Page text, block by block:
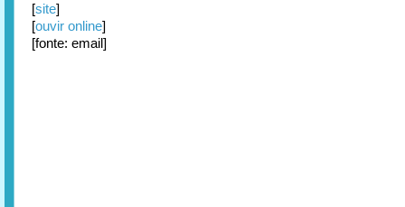
[site]
[ouvir online]
[fonte: email]